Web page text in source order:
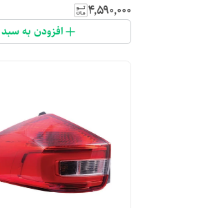
۴٬۵۹۰٬۰۰۰
افزودن به سبد